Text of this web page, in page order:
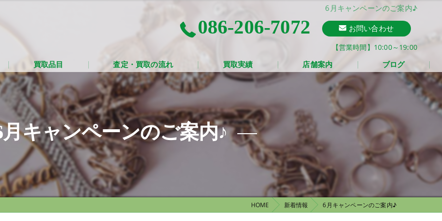
6月キャンペーンのご案内♪
086-206-7072 お問い合わせ
【営業時間】10:00～19:00
買取品目 査定・買取の流れ 買取実績 店舗案内 ブログ
月キャンペーンのご案内♪
HOME 新着情報 6月キャンペーンのご案内♪